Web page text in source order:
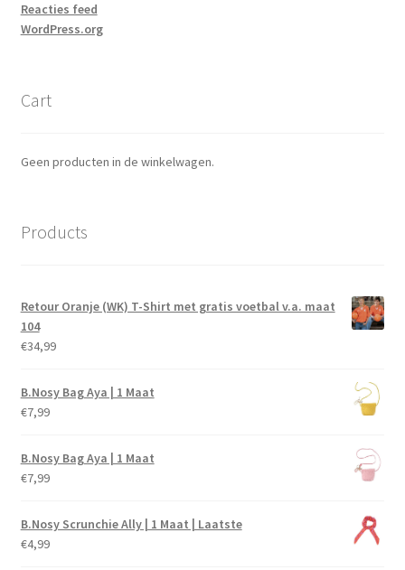
Reacties feed
WordPress.org
Cart
Geen producten in de winkelwagen.
Products
Retour Oranje (WK) T-Shirt met gratis voetbal v.a. maat
104
€34,99
B.Nosy Bag Aya | 1 Maat
€7,99
B.Nosy Bag Aya | 1 Maat
€7,99
B.Nosy Scrunchie Ally | 1 Maat | Laatste
€4,99